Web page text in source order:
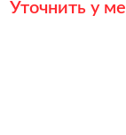
Уточнить у